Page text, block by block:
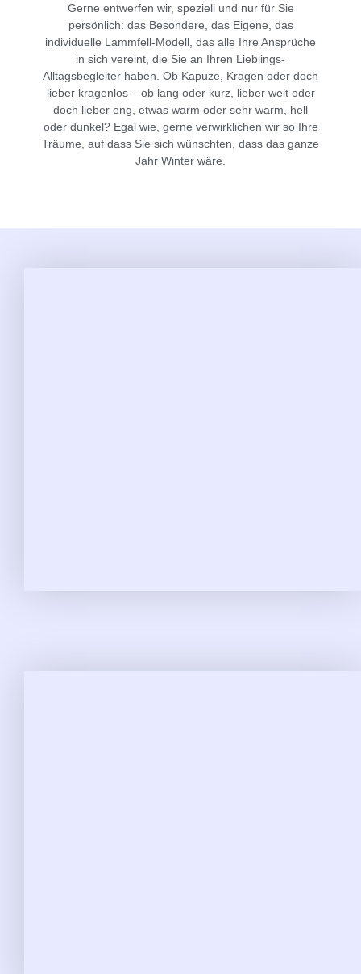
Gerne entwerfen wir, speziell und nur für Sie
persönlich: das Besondere, das Eigene, das
individuelle Lammfell-Modell, das alle Ihre Ansprüche
in sich vereint, die Sie an Ihren Lieblings-
Alltagsbegleiter haben. Ob Kapuze, Kragen oder doch
lieber kragenlos – ob lang oder kurz, lieber weit oder
doch lieber eng, etwas warm oder sehr warm, hell
oder dunkel? Egal wie, gerne verwirklichen wir so Ihre
Träume, auf dass Sie sich wünschten, dass das ganze
Jahr Winter wäre.